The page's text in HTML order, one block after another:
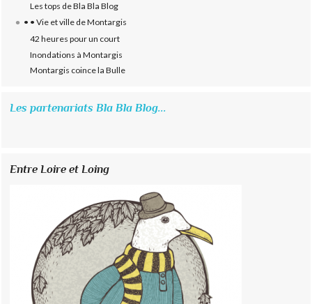
Les tops de Bla Bla Blog
• • Vie et ville de Montargis
42 heures pour un court
Inondations à Montargis
Montargis coince la Bulle
Les partenariats Bla Bla Blog...
Entre Loire et Loing